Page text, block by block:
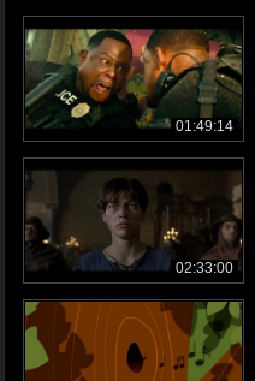
01:49:14
02:33:00